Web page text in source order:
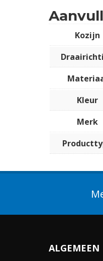
Kozijn
Kleur
Merk
ALGEMEEN